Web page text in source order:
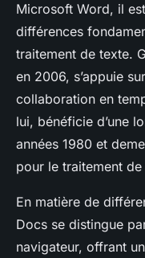
Microsoft Word, il
différences
traitement de texte.
en 2006, s’appuie
collaboration en
lui, bénéficie d’une
années 1980 et
pour le traitement de
En matière de
Docs se distingue
navigateur, offrant